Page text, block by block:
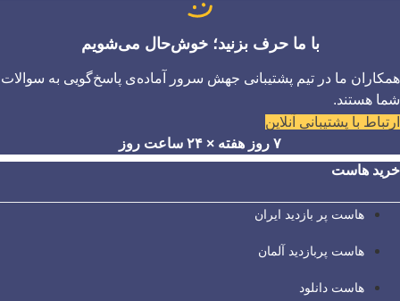
با ما حرف بزنید؛ خوش‌حال می‌شویم
همکاران ما در تیم پشتیبانی جهش سرور آماده‌ی پاسخ‌گویی به سوالات
شما هستند.
ارتباط با پشتیبانی آنلاین
۷ روز هفته × ۲۴ ساعت روز
خرید هاست
هاست پر بازدید ایران
هاست پربازدید آلمان
هاست دانلود